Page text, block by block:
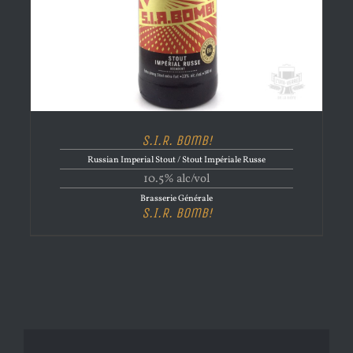
S.I.R. Bomb!
Russian Imperial Stout / Stout Impériale Russe
10.5% alc/vol
Brasserie Générale
S.I.R. Bomb!